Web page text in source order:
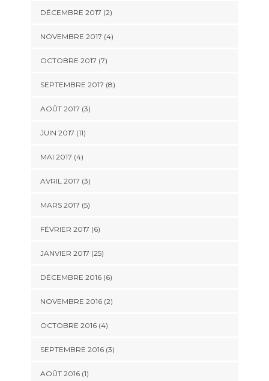
DÉCEMBRE 2017 (2)
NOVEMBRE 2017 (4)
OCTOBRE 2017 (7)
SEPTEMBRE 2017 (8)
AOÛT 2017 (3)
JUIN 2017 (11)
MAI 2017 (4)
AVRIL 2017 (3)
MARS 2017 (5)
FÉVRIER 2017 (6)
JANVIER 2017 (25)
DÉCEMBRE 2016 (6)
NOVEMBRE 2016 (2)
OCTOBRE 2016 (4)
SEPTEMBRE 2016 (3)
AOÛT 2016 (1)